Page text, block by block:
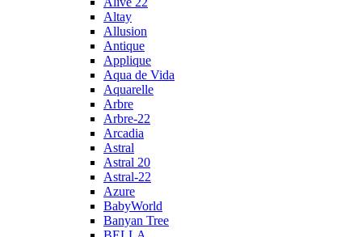
Altay
Allusion
Antique
Applique
Aqua de Vida
Aquarelle
Arbre
Arbre-22
Arcadia
Astral
Astral 20
Astral-22
Azure
BabyWorld
Banyan Tree